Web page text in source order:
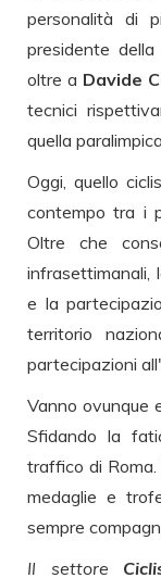
personalità di
presidente
oltre a Davide
tecnici
quella
Oggi, quello
contempo tra i
Oltre che
infrasettimanali,
e la
territorio
partecipazioni
Vanno ovunque
Sfidando la
traffico di Roma.
medaglie e
sempre
Il settore